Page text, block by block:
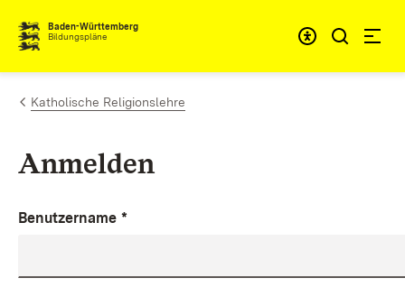
Zum Inhalt springen
Baden-Württemberg
Bildungspläne
Katholische Religionslehre
Anmelden
Benutzername *